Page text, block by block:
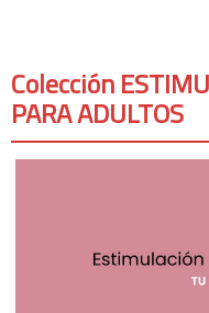
Colección
PARA ADULTOS